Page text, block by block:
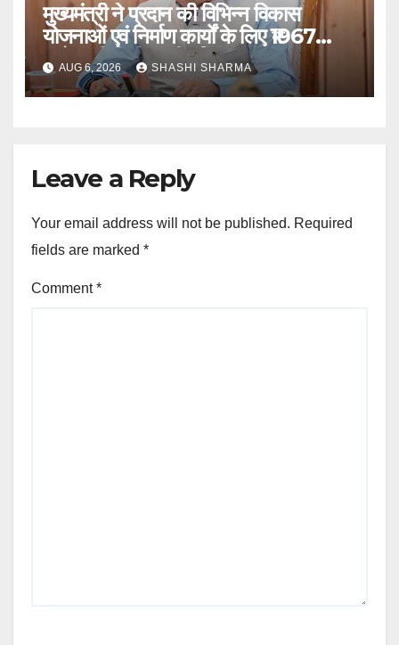
मुख्यमंत्री ने प्रदान की विभिन्न विकास
योजनाओं एवं निर्माण कार्यों के लिए ₹1967
करोड़ की वित्तीय स्वीकृति
AUG 6, 2026 SHASHI SHARMA
Leave a Reply
Your email address will not be published. Required
fields are marked *
Comment*